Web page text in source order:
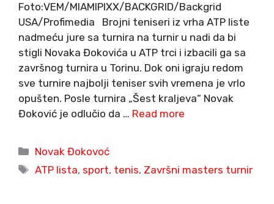
Foto:VEM/MIAMIPIXX/BACKGRID/Backgrid
USA/Profimedia Brojni teniseri iz vrha ATP liste
nadmeću jure sa turnira na turnir u nadi da bi
stigli Novaka Đokovića u ATP trci i izbacili ga sa
završnog turnira u Torinu. Dok oni igraju redom
sve turnire najbolji teniser svih vremena je vrlo
opušten. Posle turnira „Šest kraljeva“ Novak
Đoković je odlučio da … Read more
Categories
Novak Đokovoć
Tags
ATP lista, sport, tenis, Završni masters turnir